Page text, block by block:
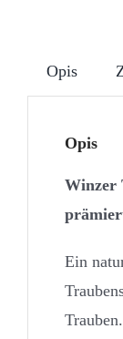
Opis
Opis
Winzer
Ein